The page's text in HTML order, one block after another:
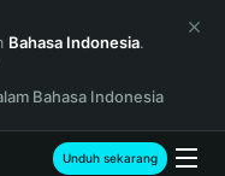
Bahasa Indonesia.
Bahasa Indonesia
Unduh sekarang